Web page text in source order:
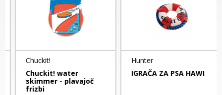
Chuckit!
Chuckit! water
skimmer - plavajoč
frizbi
Hunter
IGRAČA ZA PSA HAWI